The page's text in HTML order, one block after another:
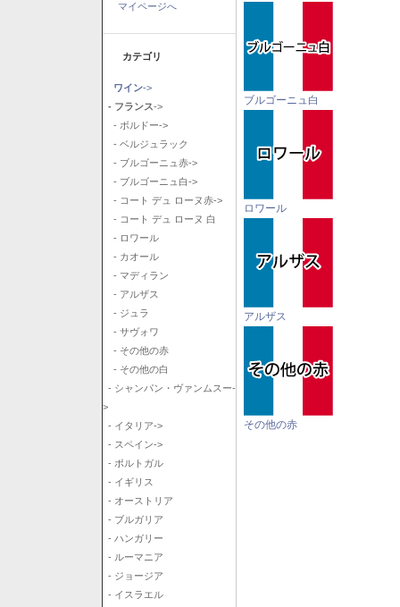
マイページへ
カテゴリ
ワイン->
- フランス->
- ボルドー->
- ベルジュラック
- ブルゴーニュ赤->
- ブルゴーニュ白->
- コート デュ ローヌ赤->
- コート デュ ローヌ 白
- ロワール
- カオール
- マディラン
- アルザス
- ジュラ
- サヴォワ
- その他の赤
- その他の白
- シャンパン・ヴァンムスー-
>
- イタリア->
- スペイン->
- ポルトガル
- イギリス
- オーストリア
- ブルガリア
- ハンガリー
- ルーマニア
- ジョージア
- イスラエル
ブルゴーニュ白
ロワール
アルザス
その他の赤